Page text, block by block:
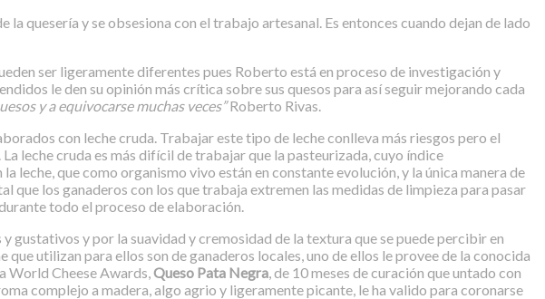
quesería y se obsesiona con el trabajo artesanal. Es entonces cuando dejan de lado
ser ligeramente diferentes pues Roberto está en proceso de investigación y
le den su opinión más crítica sobre sus quesos para así seguir mejorando cada
y a equivocarse muchas veces”Roberto Rivas.
con leche cruda. Trabajar este tipo de leche conlleva más riesgos pero el
leche cruda es más difícil de trabajar que la pasteurizada, cuyo índice
leche, que como organismo vivo están en constante evolución, y la única manera de
los ganaderos con los que trabaja extremen las medidas de limpieza para pasar
todo el proceso de elaboración.
gustativos y por la suavidad y cremosidad de la textura que se puede percibir en
utilizan para ellos son de ganaderos locales, uno de ellos le provee de la conocida
World Cheese Awards,Queso Pata Negra, de 10 meses de curación que untado con
complejo a madera, algo agrio y ligeramente picante, le ha valido para coronarse